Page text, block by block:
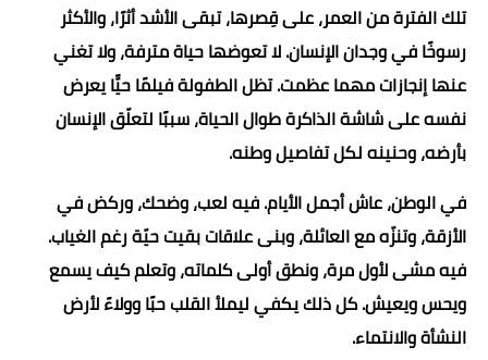
تلك الفترة من العمر، على قِصرها، تبقى الأشد أثرًا، والأكثر
رسوخًا في وجدان الإنسان. لا تعوضها حياة مترفة، ولا تغني
عنها إنجازات مهما عظمت. تظل الطفولة فيلمًا حيًّا يعرض
نفسه على شاشة الذاكرة طوال الحياة، سببًا لتعلّق الإنسان
بأرضه، وحنينه لكل تفاصيل وطنه.
في الوطن، عاش أجمل الأيام. فيه لعب، وضحك، وركض في
الأزقة، وتنزّه مع العائلة، وبنى علاقات بقيت حيّة رغم الغياب.
فيه مشى لأول مرة، ونطق أولى كلماته، وتعلم كيف يسمع
ويحس ويعيش. كل ذلك يكفي ليملأ القلب حبًا وولاءً لأرض
النشأة والانتماء.